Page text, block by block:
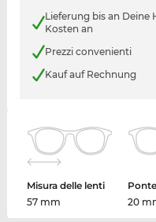
Lieferung bis an Deine
Kosten an
Prezzi convenienti
Kauf auf Rechnung
Misura delle lenti
57 mm
20